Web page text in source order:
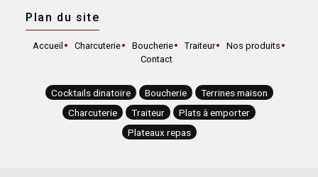
Plan du site
Accueil Charcuterie Boucherie Traiteur
Nos produits
Contact
Cocktails dinatoire Boucherie
Terrines maison
Charcuterie
Traiteur
Plats à emporter
Plateaux repas